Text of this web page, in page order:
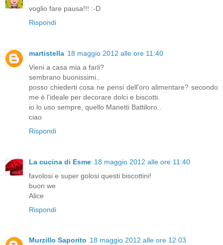
voglio fare pausa!!! :-D
Rispondi
martistella 18 maggio 2012 alle ore 11:40
Vieni a casa mia a farli?
sembrano buonissimi..
posso chiederti cosa ne pensi dell'oro alimentare? secondo
me è l'ideale per decorare dolci e biscotti.
io lo uso sempre, quello Manetti Battiloro..
ciao
Rispondi
La cucina di Esme 18 maggio 2012 alle ore 11:40
favolosi e super golosi questi biscottini!
buon we
Alice
Rispondi
Murzillo Saporito 18 maggio 2012 alle ore 12:03